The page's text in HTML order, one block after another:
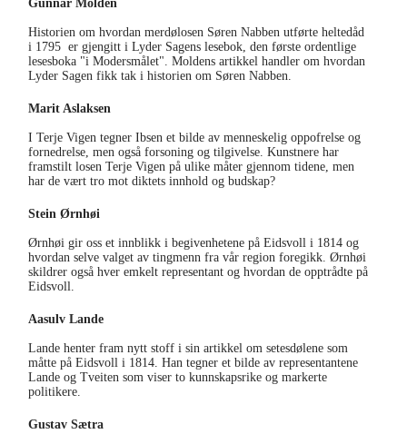
Gunnar Molden
Historien om hvordan merdølosen Søren Nabben utførte heltedåd
i 1795 er gjengitt i Lyder Sagens lesebok, den første ordentlige
lesesboka "i Modersmålet". Moldens artikkel handler om hvordan
Lyder Sagen fikk tak i historien om Søren Nabben.
Marit Aslaksen
I Terje Vigen tegner Ibsen et bilde av menneskelig oppofrelse og
fornedrelse, men også forsoning og tilgivelse. Kunstnere har
framstilt losen Terje Vigen på ulike måter gjennom tidene, men
har de vært tro mot diktets innhold og budskap?
Stein Ørnhøi
Ørnhøi gir oss et innblikk i begivenhetene på Eidsvoll i 1814 og
hvordan selve valget av tingmenn fra vår region foregikk. Ørnhøi
skildrer også hver emkelt representant og hvordan de opptrådte på
Eidsvoll.
Aasulv Lande
Lande henter fram nytt stoff i sin artikkel om setesdølene som
måtte på Eidsvoll i 1814. Han tegner et bilde av representantene
Lande og Tveiten som viser to kunnskapsrike og markerte
politikere.
Gustav Sætra